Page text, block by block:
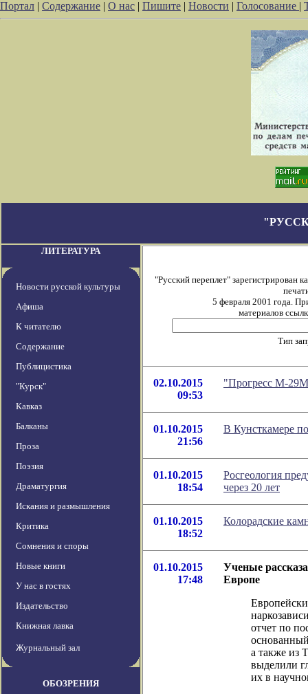
Портал | Содержание | О нас | Пишите | Новости | Голосование |
ЛИТЕРАТУРА
Новости русской культуры
Афиша
К читателю
Содержание
Публицистика
"Курск"
Кавказ
Балканы
Проза
Поэзия
Драматургия
Искания и размышления
Критика
Сомнения и споры
Новые книги
У нас в гостях
Издательство
Книжная лавка
Журнальный зал
ОБОЗРЕНИЯ
"Русский переплет" зарегистрирован
5 февраля 2001 года.
материалов
Тип
02.10.2015
09:53
"Прогресс М-
01.10.2015
21:56
В Кунсткамере
01.10.2015
18:54
Росгеология
через 20 лет
01.10.2015
18:52
Колорадские
01.10.2015
17:48
Ученые
Европе
отчет по
а также из
выделили
их в